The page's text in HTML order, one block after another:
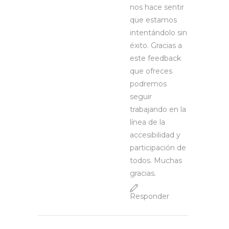
nos hace sentir
que estamos
intentándolo sin
éxito. Gracias a
este feedback
que ofreces
podremos
seguir
trabajando en la
línea de la
accesibilidad y
participación de
todos. Muchas
gracias.
Responder